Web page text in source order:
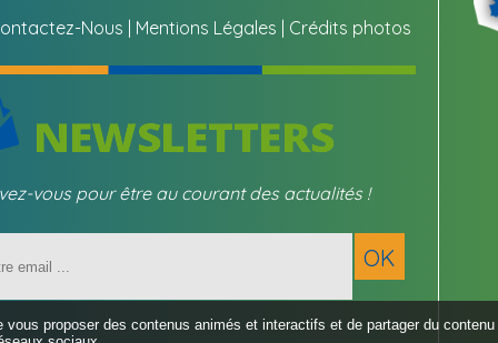
Nous Mentions Légales Crédits photos
vous pour être au courant des actualités !
OK
proposer des contenus animés et interactifs et de partager du